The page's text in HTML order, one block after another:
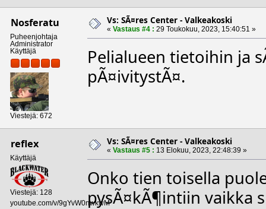
Nosferatu
Puheenjohtaja
Administrator
Käyttäjä
Viestejä: 672
Vs: SÃ¤res Center - Valkeakoski
« Vastaus #4 : 29 Toukokuu, 2023, 15:40:51 »
Pelialueen tietoihin ja
pÃ¤ivitystÃ¤.
reflex
Käyttäjä
Viestejä: 128
youtube.com/v/9gYvW0nwkwM
Vs: SÃ¤res Center - Valkeakoski
« Vastaus #5 : 13 Elokuu, 2023, 22:48:39 »
Onko tien toisella
pysÃ¤kÃ¶intiin vaikka